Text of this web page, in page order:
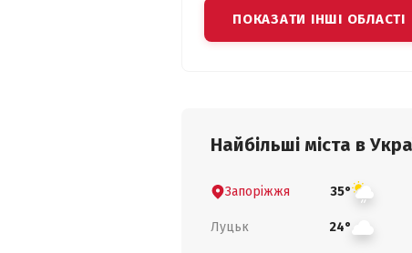
ПОКАЗАТИ ІНШІ ОБЛАСТІ
Найбільші міста в
Запоріжжя 35°
Луцьк 24°